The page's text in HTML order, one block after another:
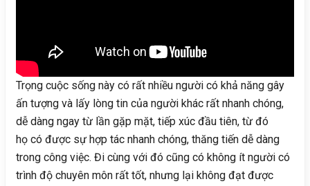
Trọng cuộc sống này có rất nhiều người có khả năng gây
ấn tượng và lấy lòng tin của người khác rất nhanh chóng,
dễ dàng ngay từ lần gặp mặt, tiếp xúc đầu tiên, từ đó
họ có được sự hợp tác nhanh chóng, thăng tiến dễ dàng
trong công việc. Đi cùng với đó cũng có không ít người có
trình độ chuyên môn rất tốt, nhưng lại không đạt được